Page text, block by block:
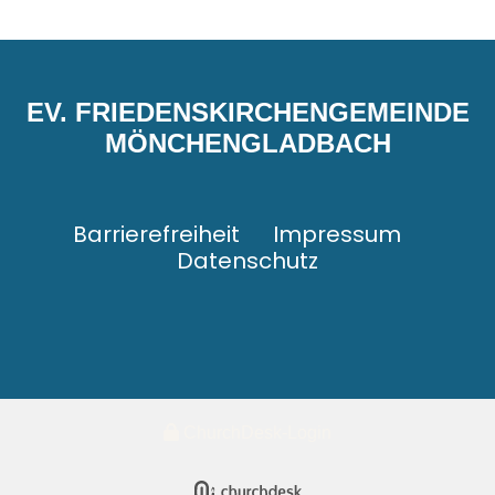
EV. FRIEDENSKIRCHENGEMEINDE
MÖNCHENGLADBACH
Barrierefreiheit
Impressum
Datenschutz